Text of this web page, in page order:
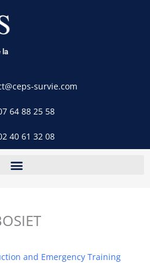
la
survie.com
64 88 25 58
40 61 32 08
and Emergency Training